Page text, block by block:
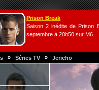
Prison Break
Saison 2 inédite de Prison
septembre à 20h50 sur M6.
» Séries TV » Jericho